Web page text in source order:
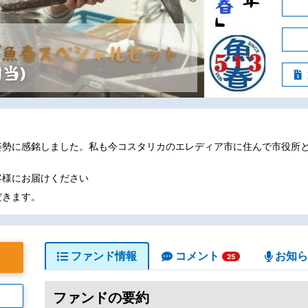
に感銘しました。私も今コスタリカのエレディア市に住んで市役所
にお届けください
ます。
ファンド情報 コメント 25 お知
ファンドの要約